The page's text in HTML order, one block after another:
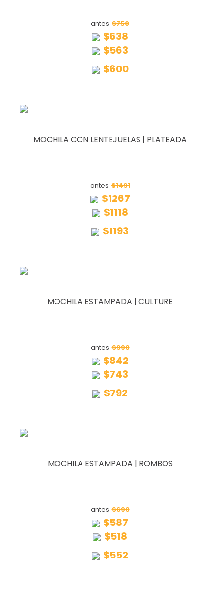
antes $750
$638
$563
$600
MOCHILA CON LENTEJUELAS | PLATEADA
antes $1491
$1267
$1118
$1193
MOCHILA ESTAMPADA | CULTURE
antes $990
$842
$743
$792
MOCHILA ESTAMPADA | ROMBOS
antes $690
$587
$518
$552